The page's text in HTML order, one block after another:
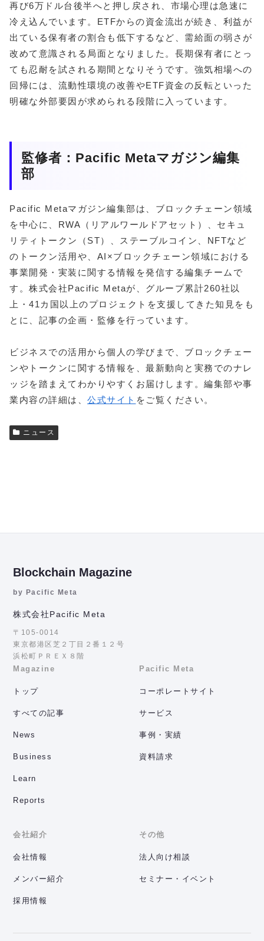
再び6万ドル台後半へと押し戻され、市場心理は急速に
冷え込んでいます。ETFからの資金流出が続き、利益が
出ている保有者の割合も低下するなど、需給面の弱さが
改めて意識される局面となりました。長期保有者にとっ
ても忍耐を試される期間となりそうです。強気相場への
回帰には、流動性環境の改善やETF資金の反転といった
明確な外部要因が求められる段階に入っています。
監修者：Pacific Metaマガジン編集
部
Pacific Metaマガジン編集部は、ブロックチェーン領域
を中心に、RWA（リアルワールドアセット）、セキュ
リティトークン（ST）、ステーブルコイン、NFTなど
のトークン活用や、AI×ブロックチェーン領域における
事業開発・実装に関する情報を発信する編集チームで
す。株式会社Pacific Metaが、グループ累計260社以
上・41カ国以上のプロジェクトを支援してきた知見をも
とに、記事の企画・監修を行っています。
ビジネスでの活用から個人の学びまで、ブロックチェー
ンやトークンに関する情報を、最新動向と実務でのナレ
ッジを踏まえてわかりやすくお届けします。編集部や事
業内容の詳細は、 公式サイト をご覧ください。
ニュース
Blockchain Magazine
by Pacific Meta
株式会社Pacific Meta
〒105-0014
東京都港区芝２丁目２番１２号
浜松町ＰＲＥＸ８階
Magazine
トップ
すべての記事
News
Business
Learn
Reports
Pacific Meta
コーポレートサイト
サービス
事例・実績
資料請求
会社紹介
会社情報
メンバー紹介
採用情報
その他
法人向け相談
セミナー・イベント